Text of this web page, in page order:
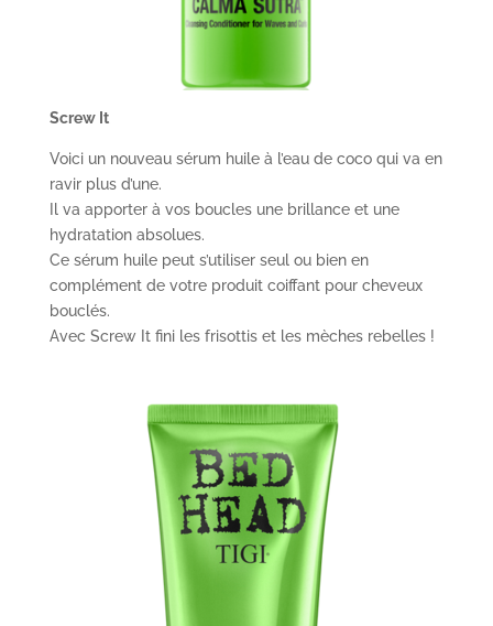
Screw It
Voici un nouveau sérum huile à l’eau de coco qui va en
ravir plus d’une.
Il va apporter à vos boucles une brillance et une
hydratation absolues.
Ce sérum huile peut s’utiliser seul ou bien en
complément de votre produit coiffant pour cheveux
bouclés.
Avec Screw It fini les frisottis et les mèches rebelles !